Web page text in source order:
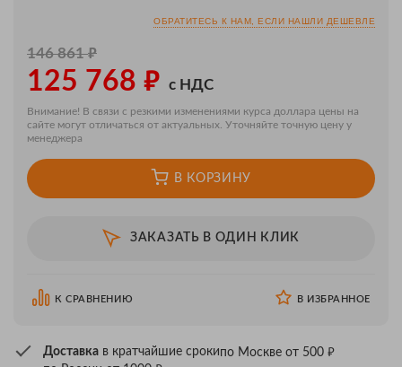
ОБРАТИТЕСЬ К НАМ, ЕСЛИ НАШЛИ ДЕШЕВЛЕ
146 861₽
125 768 ₽ с НДС
Внимание! В связи с резкими изменениями курса доллара цены на
сайте могут отличаться от актуальных. Уточняйте точную цену у
менеджера
В КОРЗИНУ
ЗАКАЗАТЬ В ОДИН КЛИК
К СРАВНЕНИЮ В ИЗБРАННОЕ
Доставка в кратчайшие срокипо Москве от 500 ₽